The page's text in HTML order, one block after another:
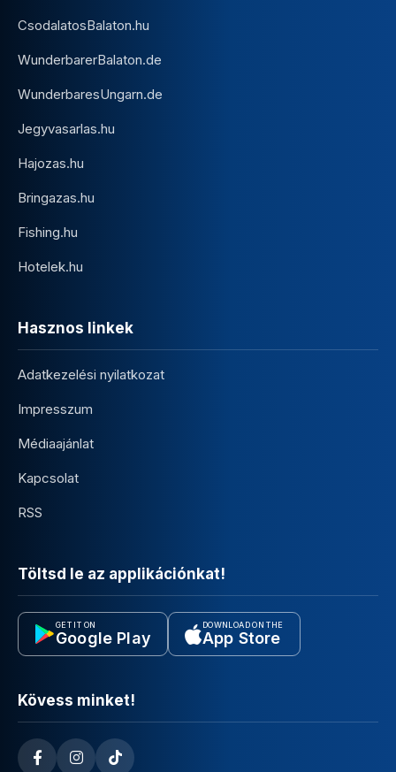
CsodalatosBalaton.hu
WunderbarerBalaton.de
WunderbaresUngarn.de
Jegyvasarlas.hu
Hajozas.hu
Bringazas.hu
Fishing.hu
Hotelek.hu
Hasznos linkek
Adatkezelési nyilatkozat
Impresszum
Médiaajánlat
Kapcsolat
RSS
Töltsd le az applikációnkat!
GET IT ON
Google Play
DOWNLOAD ON THE
App Store
Kövess minket!